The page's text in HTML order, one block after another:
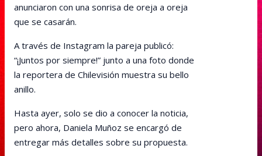
anunciaron con una sonrisa de oreja a oreja
que se casarán.
A través de Instagram la pareja publicó:
“¡Juntos por siempre!” junto a una foto donde
la reportera de Chilevisión muestra su bello
anillo.
Hasta ayer, solo se dio a conocer la noticia,
pero ahora, Daniela Muñoz se encargó de
entregar más detalles sobre su propuesta.